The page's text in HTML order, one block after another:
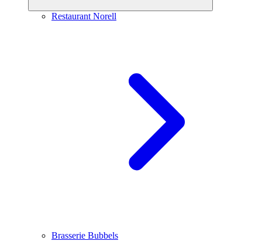
Restaurant Norell
Brasserie Bubbels